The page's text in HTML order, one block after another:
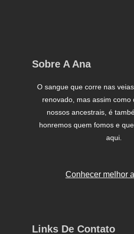
Sobre A Ana
O sangue que corre nas
renovado, mas assim como
nossos ancestrais, é
honremos quem fomos e
aqui.
Conhecer melhor
Links De Contato